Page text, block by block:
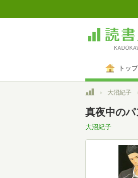
トップ
トップ大沼紀子
真夜中の
大沼紀子